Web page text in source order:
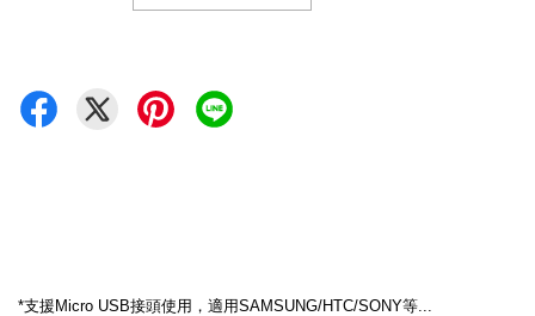
*支援Micro USB接頭使用，適用SAMSUNG/HTC/SONY等...